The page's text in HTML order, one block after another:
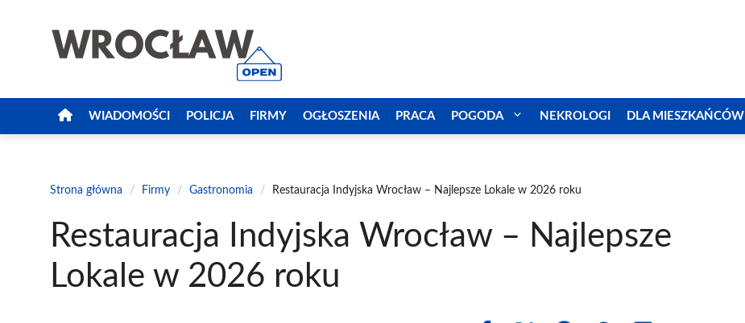
WIADOMOŚCI POLICJA FIRMY OGŁOSZENIA PRACA POGODA NEKROLOGI DLA MIESZKAŃCÓW
Strona główna / Firmy / Gastronomia / Restauracja Indyjska Wrocław – Najlepsze Lokale w 2026 roku
Restauracja Indyjska Wrocław – Najlepsze
Lokale w 2026 roku